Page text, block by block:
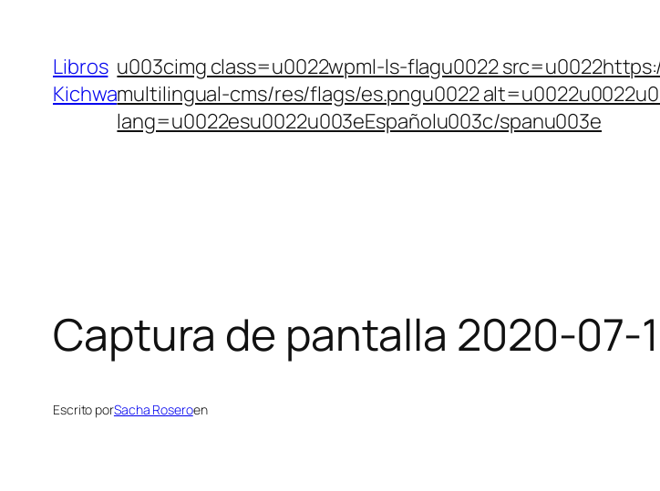
contenido
Libros
Kichwa
u003cimg class=u0022wpml-ls-flagu0022
multilingual-cms/res/flags/es.pngu0022
lang=u0022esu0022u003eEspañolu003c/spanu003e
Captura de pantalla 2020-07-
Escrito porSacha Roseroen